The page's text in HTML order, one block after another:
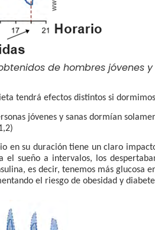
de hombres jóvenes
tendrá efectos distintos si
jóvenes y sanas dormían
en su duración tiene un claro
el sueño a intervalos, los
es decir, tenemos más glucosa
el riesgo de obesidad y